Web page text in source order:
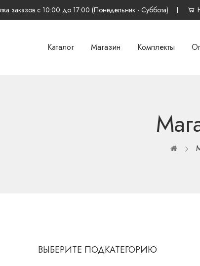
заказов с 10:00 до 17:00 (Понедельник - Суббота)
Каталог Магазин Комплекты
ВЫБЕРИТЕ ПОДКАТЕГОРИЮ